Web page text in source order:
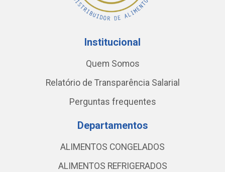
Institucional
Quem Somos
Relatório de Transparência Salarial
Perguntas frequentes
Departamentos
ALIMENTOS CONGELADOS
ALIMENTOS REFRIGERADOS